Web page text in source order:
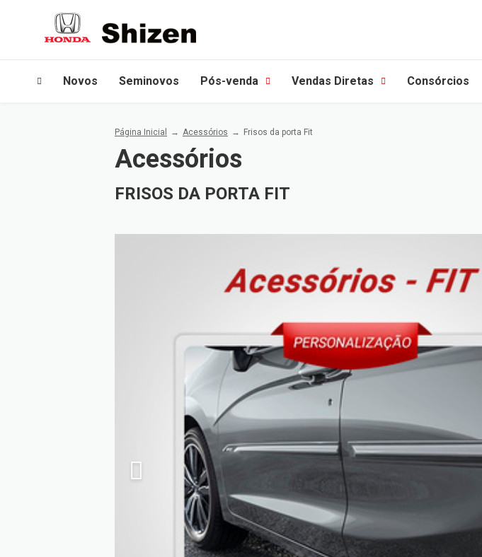
Novos Seminovos Pós-venda Vendas Diretas Consórcios
Página Inicial Acessórios Frisos da porta Fit
Acessórios
FRISOS DA PORTA FIT